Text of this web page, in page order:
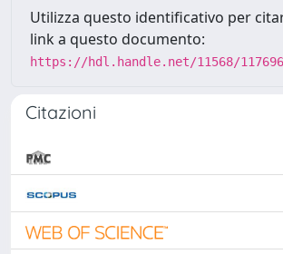
Utilizza questo identificativo per
link a questo documento:
https://hdl.handle.net/11568/
Citazioni